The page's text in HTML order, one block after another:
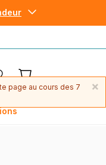
×
page au cours des 7